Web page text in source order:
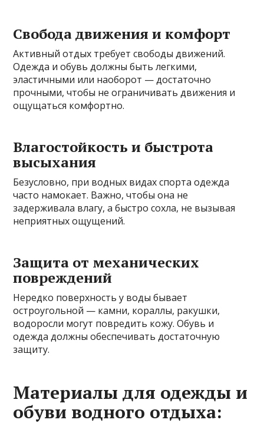
Свобода движения и комфорт
Активный отдых требует свободы движений.
Одежда и обувь должны быть легкими,
эластичными или наоборот — достаточно
прочными, чтобы не ограничивать движения и
ощущаться комфортно.
Влагостойкость и быстрота
высыхания
Безусловно, при водных видах спорта одежда
часто намокает. Важно, чтобы она не
задерживала влагу, а быстро сохла, не вызывая
неприятных ощущений.
Защита от механических
повреждений
Нередко поверхность у воды бывает
остроугольной — камни, кораллы, ракушки,
водоросли могут повредить кожу. Обувь и
одежда должны обеспечивать достаточную
защиту.
Материалы для одежды и
обуви водного отдыха: